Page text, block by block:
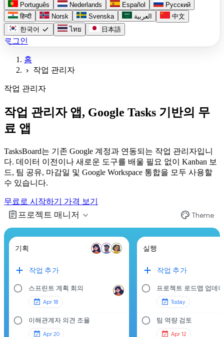
Português
Nederlands Español
Русский
हिन्दी
Norsk Svenska العربية
中文
한국어 check ไทย 日本語
로그인
홈
chevron_right 작업 관리자
작업 관리자
작업 관리자 앱, Google Tasks 기반의 무
료 앱
TasksBoard는 기존 Google 계정과 연동되는 작업 관리자입니
다. 데이터 이전이나 새로운 도구를 배울 필요 없이 Kanban 보
드, 팀 공유, 마감일 및 Google Workspace 통합을 모두 사용할
수 있습니다.
무료로 시작하기 가격 보기
assignment프로젝트 매니저 expand_more palette Theme
기획
작업 추가
스프린트 계획 회의
Apr 18
이해관계자 의견 조율
Apr 20
실행
작업 추가
프로젝트 로드맵 업데
Today
팀 역량 검토
Apr 12